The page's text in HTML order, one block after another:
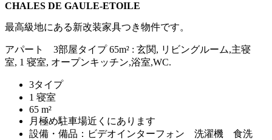
CHALES DE GAULE-ETOILE
最高級地にある新改装家具つき物件です。
アパート 3部屋タイプ 65m² : 玄関, リビングルーム,主寝
室, 1 寝室, オープンキッチン,浴室,WC.
3タイプ
1 寝室
65 m²
月極め駐車場近くにあります
設備・備品：ビデオインターフォン 洗濯機 食洗